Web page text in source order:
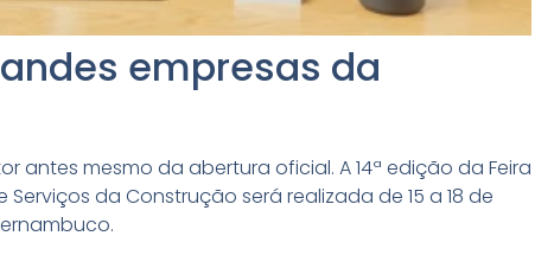
empresas da
antes mesmo da abertura oficial. A 14ª edição da Feira
da Construção será realizada de 15 a 18 de